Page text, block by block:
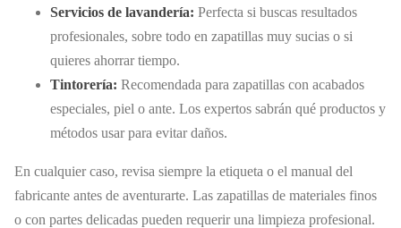
Servicios de lavandería: Perfecta si buscas resultados
profesionales, sobre todo en zapatillas muy sucias o si
quieres ahorrar tiempo.
Tintorería: Recomendada para zapatillas con acabados
especiales, piel o ante. Los expertos sabrán qué productos y
métodos usar para evitar daños.
En cualquier caso, revisa siempre la etiqueta o el manual del
fabricante antes de aventurarte. Las zapatillas de materiales finos
o con partes delicadas pueden requerir una limpieza profesional.